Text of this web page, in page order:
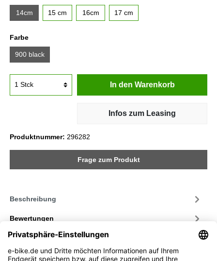
14cm 15 cm 16cm 17 cm
Farbe
900 black
In den Warenkorb
Infos zum Leasing
Produktnummer: 296282
Frage zum Produkt
Beschreibung
Bewertungen
Service-Hotline